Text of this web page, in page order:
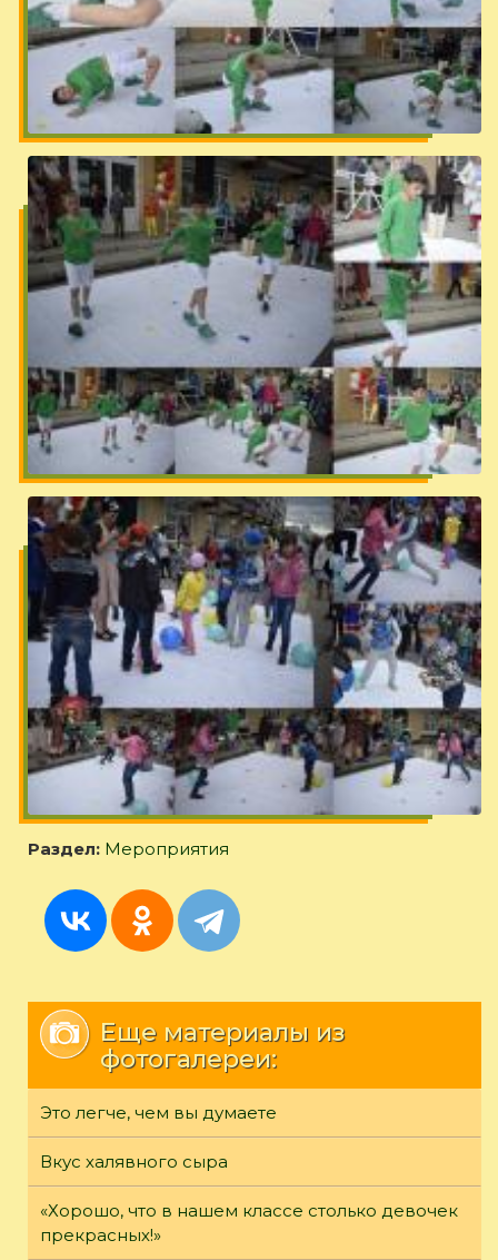
Раздел: Мероприятия
Еще материалы из
фотогалереи:
Это легче, чем вы думаете
Вкус халявного сыра
«Хорошо, что в нашем классе столько девочек
прекрасных!»